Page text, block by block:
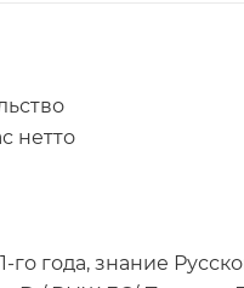
нетто
го года, знание